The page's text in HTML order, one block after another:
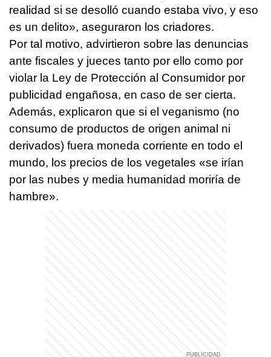
realidad si se desolló cuando estaba vivo, y eso
es un delito», aseguraron los criadores.
Por tal motivo, advirtieron sobre las denuncias
ante fiscales y jueces tanto por ello como por
violar la Ley de Protección al Consumidor por
publicidad engañosa, en caso de ser cierta.
Además, explicaron que si el veganismo (no
consumo de productos de origen animal ni
derivados) fuera moneda corriente en todo el
mundo, los precios de los vegetales «se irían
por las nubes y media humanidad moriría de
hambre».